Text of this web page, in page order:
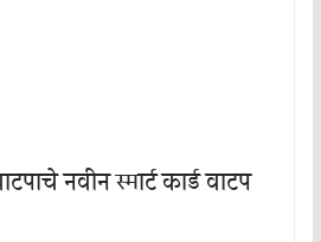
नवीन स्मार्ट कार्ड वाटप